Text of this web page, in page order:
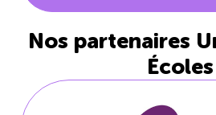
Nos partenaires
Écoles